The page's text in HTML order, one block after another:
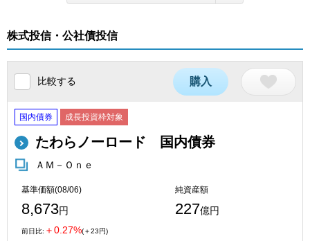
株式投信・公社債投信
比較する 購入
国内債券 成長投資枠対象
たわらノーロード 国内債券
ＡＭ－Ｏｎｅ
基準価額(08/06)
8,673円
純資産額
227億円
前日比: ＋0.27%(＋23円)